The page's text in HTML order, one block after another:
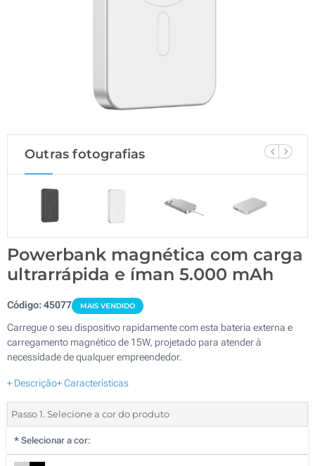
Outras fotografias
Powerbank magnética com carga
ultrarrápida e íman 5.000 mAh
Código:45077 MAIS VENDIDO
Carregue o seu dispositivo rapidamente com esta bateria externa e
carregamento magnético de 15W, projetado para atender à
necessidade de qualquer empreendedor.
+ Descrição+ Características
Passo 1. Selecione a cor do produto
* Selecionar a cor: